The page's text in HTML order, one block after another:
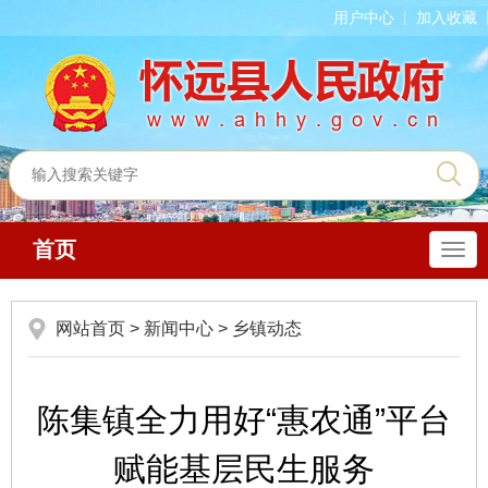
用户中心 加入收藏
导
航
首页
网站首页 > 新闻中心 > 乡镇动态
陈集镇全力用好“惠农通”平台
赋能基层民生服务